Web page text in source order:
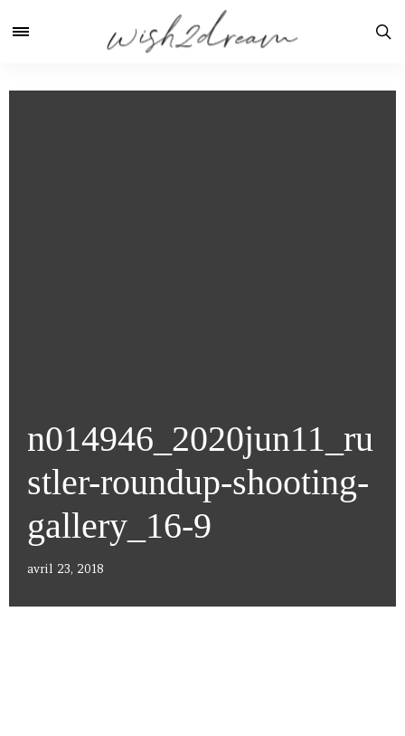
n014946_2020jun11_ru
stler-roundup-shooting-
gallery_16-9
avril 23, 2018